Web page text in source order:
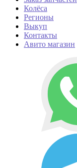
Колёса
Регионы
Выкуп
Контакты
Авито магазин